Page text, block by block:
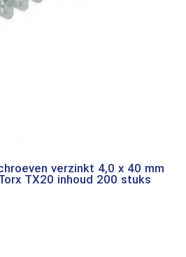
verzinkt 4,0 x 40 mm
TX20 inhoud 200 stuks